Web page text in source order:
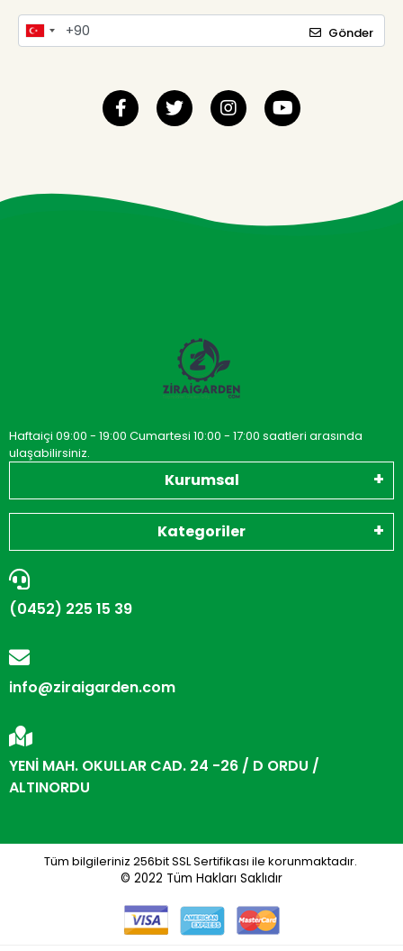
Gönder
Haftaiçi 09:00 - 19:00 Cumartesi 10:00 - 17:00 saatleri arasında
ulaşabilirsiniz.
Kurumsal
Kategoriler
(0452) 225 15 39
info@ziraigarden.com
YENİ MAH. OKULLAR CAD. 24 -26 / D ORDU /
ALTINORDU
Tüm bilgileriniz 256bit SSL Sertifikası ile korunmaktadır.
© 2022 Tüm Hakları Saklıdır